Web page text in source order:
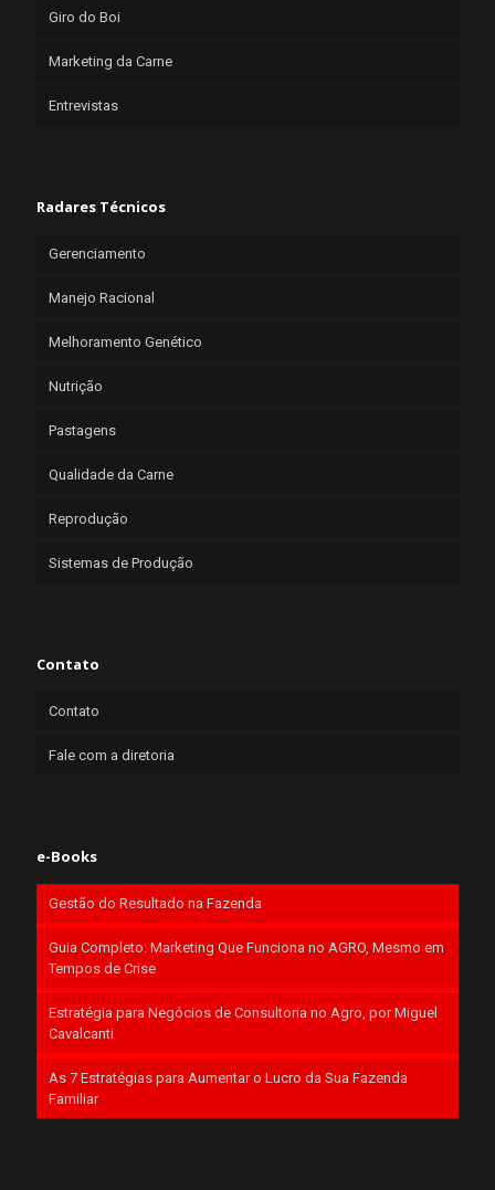
Giro do Boi
Marketing da Carne
Entrevistas
Radares Técnicos
Gerenciamento
Manejo Racional
Melhoramento Genético
Nutrição
Pastagens
Qualidade da Carne
Reprodução
Sistemas de Produção
Contato
Contato
Fale com a diretoria
e-Books
Gestão do Resultado na Fazenda
Guia Completo: Marketing Que Funciona no AGRO, Mesmo em
Tempos de Crise
Estratégia para Negócios de Consultoria no Agro, por Miguel
Cavalcanti
As 7 Estratégias para Aumentar o Lucro da Sua Fazenda
Familiar